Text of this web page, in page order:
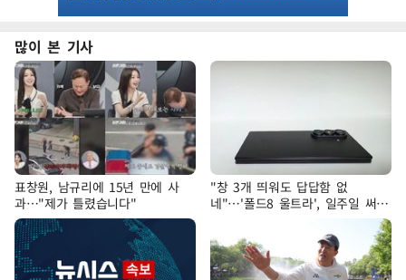
많이 본 기사
표창원, 남규리에 15년 만에 사
과…"제가 틀렸습니다"
"창 3개 띄워도 답답함 없
네"…'폴드8 울트라', 일주일 써보